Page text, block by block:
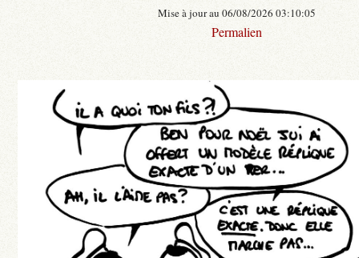
Mise à jour au 06/08/2026 03:10:05
Permalien